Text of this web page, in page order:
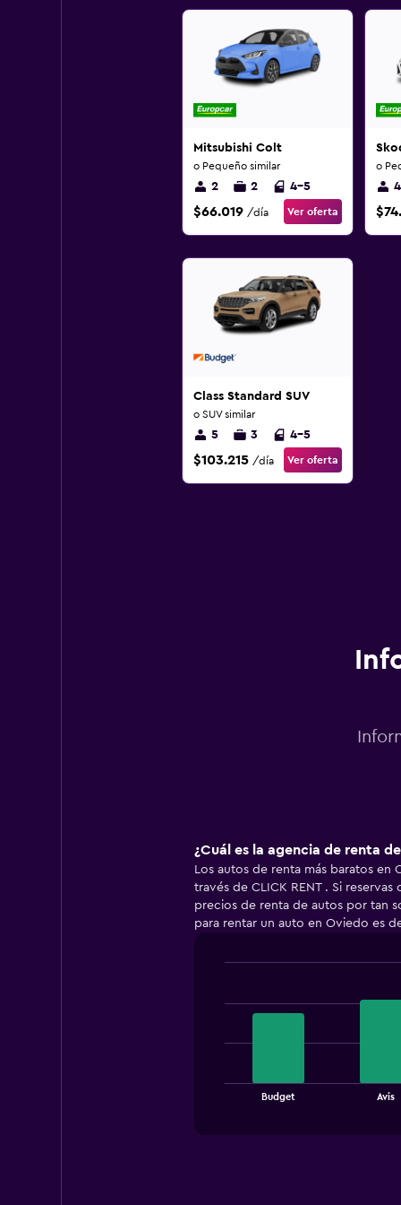
Mitsubishi Colt
o Pequeño similar
2 2 4-5
$66.019 /día Ver oferta
o
4
Class Standard SUV
o SUV similar
5 3 4-5
$103.215 /día Ver oferta
¿Cuál es la agencia de renta
Los autos de renta más baratos en
través de CLICK RENT . Si
precios de renta de autos por tan
para rentar un auto en Oviedo es
Budget Avis